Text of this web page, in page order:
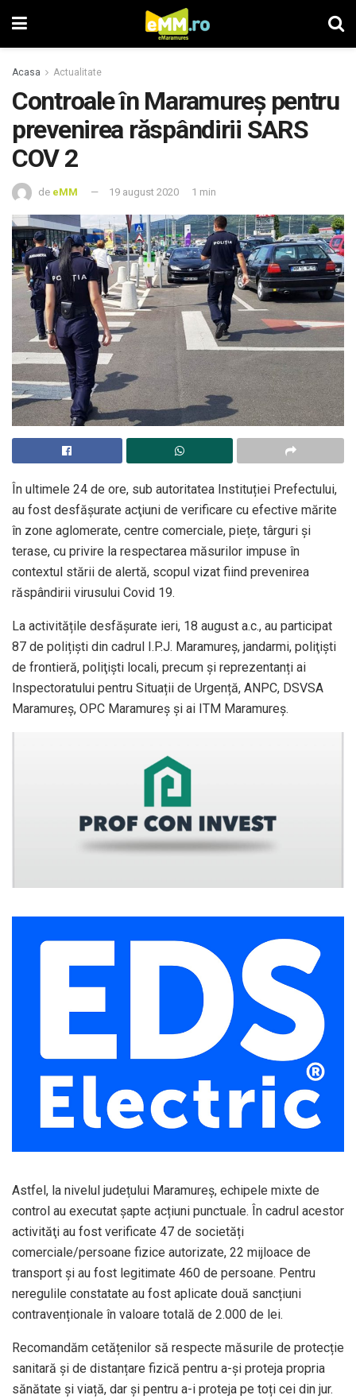
Acasa Actualitate
Controale în Maramureş pentru
prevenirea răspândirii SARS
COV 2
de eMM 19 august 2020 1 min
În ultimele 24 de ore, sub autoritatea Instituției Prefectului,
au fost desfăşurate acţiuni de verificare cu efective mărite
în zone aglomerate, centre comerciale, piețe, târguri și
terase, cu privire la respectarea măsurilor impuse în
contextul stării de alertă, scopul vizat fiind prevenirea
răspândirii virusului Covid 19.
La activitățile desfășurate ieri, 18 august a.c., au participat
87 de polițiști din cadrul I.P.J. Maramureş, jandarmi, poliţişti
de frontieră, poliţişti locali, precum și reprezentanți ai
Inspectoratului pentru Situații de Urgență, ANPC, DSVSA
Maramureş, OPC Maramureş şi ai ITM Maramureş.
Astfel, la nivelul județului Maramureş, echipele mixte de
control au executat şapte acțiuni punctuale. În cadrul acestor
activităţi au fost verificate 47 de societăți
comerciale/persoane fizice autorizate, 22 mijloace de
transport și au fost legitimate 460 de persoane. Pentru
neregulile constatate au fost aplicate două sancțiuni
contravenționale în valoare totală de 2.000 de lei.
Recomandăm cetățenilor să respecte măsurile de protecție
sanitară și de distanțare fizică pentru a-și proteja propria
sănătate și viață, dar și pentru a-i proteja pe toți cei din jur.